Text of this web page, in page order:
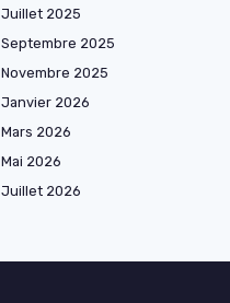
Juillet 2025
Septembre 2025
Novembre 2025
Janvier 2026
Mars 2026
Mai 2026
Juillet 2026